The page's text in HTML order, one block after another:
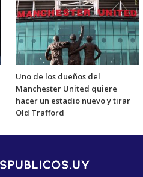
Uno de los dueños del
Manchester United quiere
hacer un estadio nuevo y tirar
Old Trafford